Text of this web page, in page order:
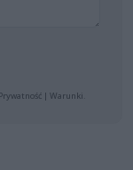
Prywatność | Warunki